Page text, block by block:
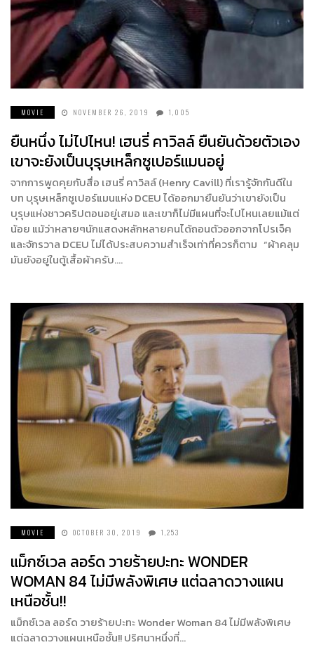
MOVIE NOVEMBER 26, 2019 1,005
ยืนหนึ่ง ไม่ไปไหน! เฮนรี่ คาวิลล์ ยืนยันด้วยตัวเอง
เขาจะยังเป็นบุรุษเหล็กซูเปอร์แมนอยู่
จากการพูดคุยกับสื่อ เฮนรี่ คาวิลล์ (Henry Cavill) ที่เรารู้จักกันดีใน
บท บุรุษเหล็กซูเปอร์แมนแห่ง DCEU ได้ออกมายืนยันว่าเขายังเป็น
บุรุษแห่งชาวคริปตอนอยู่เสมอ และเขาก็ไม่มีแผนที่จะไปไหนเลยแม้แต่
น้อย แม้ว่าหลายๆนักแสดงหลักหลายคนได้ถอนตัวออกจากโปรเจ็ค
และจักรวาล DCEU ไม่ได้ประสบความสำเร็จเท่าที่ควรก็ตาม “ผ้าคลุม
มันยังอยู่ในตู้เสื้อผ้าครับ….
MOVIE OCTOBER 30, 2019 1,253
แม็กซ์เวล ลอร์ด วายร้ายปะทะ WONDER
WOMAN 84 ไม่มีพลังพิเศษ แต่ฉลาดวางแผน
เหนือชั้น!!
แม็กซ์เวล ลอร์ด วายร้ายปะทะ Wonder Woman 84 ไม่มีพลังพิเศษ
แต่ฉลาดวางแผนเหนือชั้น!! ปริศนาหนึ่งที่…